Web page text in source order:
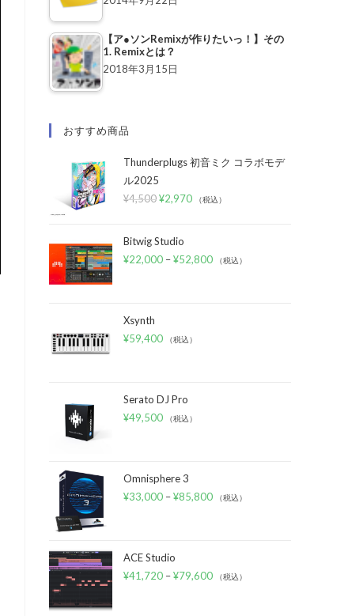
【ア●ソンRemixが作りたいっ！】その
1. Remixとは？
2018年3月15日
おすすめ商品
Thunderplugs 初音ミク コラボモデ
ル2025
¥4,500¥2,970 （税込）
Bitwig Studio
¥22,000 –¥52,800 （税込）
Xsynth
¥59,400 （税込）
Serato DJ Pro
¥49,500 （税込）
Omnisphere 3
¥33,000 –¥85,800 （税込）
ACE Studio
¥41,720 –¥79,600 （税込）